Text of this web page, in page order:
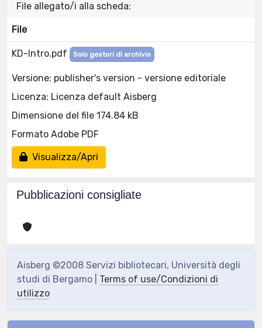
File allegato/i alla scheda:
File
KD-Intro.pdf Solo gestori di archivio
Versione: publisher's version - versione editoriale
Licenza: Licenza default Aisberg
Dimensione del file 174.84 kB
Formato Adobe PDF
Visualizza/Apri
Pubblicazioni consigliate
Aisberg ©2008 Servizi bibliotecari, Università degli
studi di Bergamo | Terms of use/Condizioni di
utilizzo